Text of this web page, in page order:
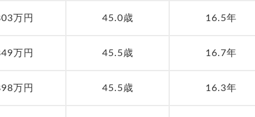
万円 45.0歳 16.5年
万円 45.5歳 16.7年
万円 45.5歳 16.3年